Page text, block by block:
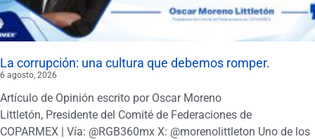
La corrupción: una cultura que debemos romper.
6 agosto, 2026
Artículo de Opinión escrito por Oscar Moreno
Littletón, Presidente del Comité de Federaciones de
COPARMEX | Vía: @RGB360mx X: @morenolittleton Uno de los